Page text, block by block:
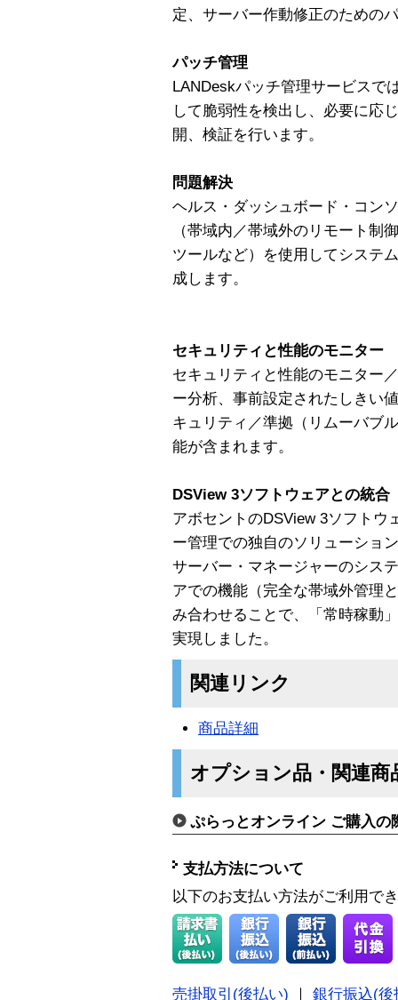
定、サーバー作動修正のための
パッチ管理
LANDeskパッチ管理サービスで
して脆弱性を検出し、必要に応
開、検証を行います。
問題解決
ヘルス・ダッシュボード・コン
（帯域内／帯域外のリモート制
ツールなど）を使用してシステ
成します。
セキュリティと性能のモニター
セキュリティと性能のモニター
ー分析、事前設定されたしきい
キュリティ／準拠（リムーバブ
能が含まれます。
DSView 3ソフトウェアとの統合
アボセントのDSView 3ソフトウ
ー管理での独自のソリューショ
サーバー・マネージャーのシス
アでの機能（完全な帯域外管理
み合わせることで、「常時稼動
実現しました。
関連リンク
商品詳細
オプション品・関連商
ぷらっとオンライン ご購入の
支払方法について
以下のお支払い方法がご利用で
売掛取引(後払い) 銀行振込(後